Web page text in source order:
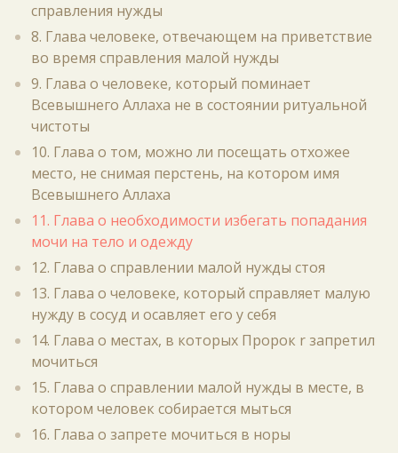
справления нужды
8. Глава человеке, отвечающем на приветствие
во время справления малой нужды
9. Глава о человеке, который поминает
Всевышнего Аллаха не в состоянии ритуальной
чистоты
10. Глава о том, можно ли посещать отхожее
место, не снимая перстень, на котором имя
Всевышнего Аллаха
11. Глава о необходимости избегать попадания
мочи на тело и одежду
12. Глава о справлении малой нужды стоя
13. Глава о человеке, который справляет малую
нужду в сосуд и осавляет его у себя
14. Глава о местах, в которых Пророк r запретил
мочиться
15. Глава о справлении малой нужды в месте, в
котором человек собирается мыться
16. Глава о запрете мочиться в норы